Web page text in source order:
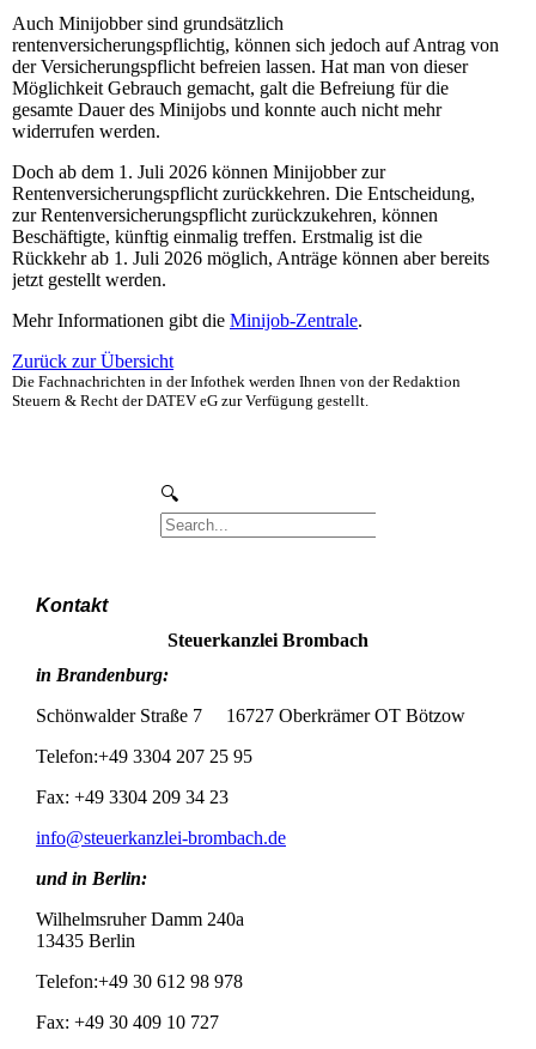
Auch Minijobber sind grundsätzlich
rentenversicherungspflichtig, können sich jedoch auf Antrag von
der Versicherungspflicht befreien lassen. Hat man von dieser
Möglichkeit Gebrauch gemacht, galt die Befreiung für die
gesamte Dauer des Minijobs und konnte auch nicht mehr
widerrufen werden.
Doch ab dem 1. Juli 2026 können Minijobber zur
Rentenversicherungspflicht zurückkehren. Die Entscheidung,
zur Rentenversicherungspflicht zurückzukehren, können
Beschäftigte, künftig einmalig treffen. Erstmalig ist die
Rückkehr ab 1. Juli 2026 möglich, Anträge können aber bereits
jetzt gestellt werden.
Mehr Informationen gibt die Minijob-Zentrale.
Zurück zur Übersicht
Die Fachnachrichten in der Infothek werden Ihnen von der Redaktion
Steuern & Recht der DATEV eG zur Verfügung gestellt.
Kontakt
Steuerkanzlei Brombach
in Brandenburg:
Schönwalder Straße 7 16727 Oberkrämer OT Bötzow
Telefon:+49 3304 207 25 95
Fax: +49 3304 209 34 23
info@steuerkanzlei-brombach.de
und in Berlin:
Wilhelmsruher Damm 240a
13435 Berlin
Telefon:+49 30 612 98 978
Fax: +49 30 409 10 727